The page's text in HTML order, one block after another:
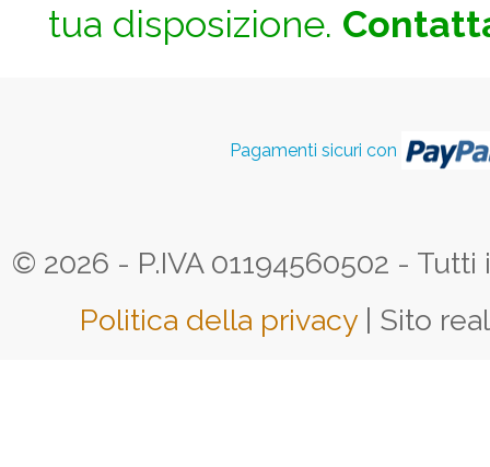
tua disposizione.
Pagamenti sicuri con
© 2026 - P.IVA 01194560502 -
Politica della privacy | Sito